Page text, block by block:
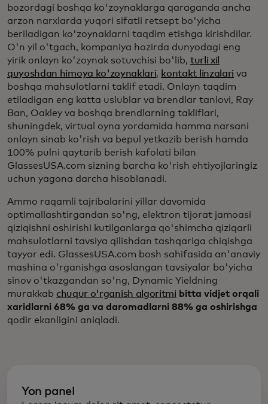
bozordagi boshqa ko'zoynaklarga qaraganda ancha
arzon narxlarda yuqori sifatli retsept bo'yicha
beriladigan ko'zoynaklarni taqdim etishga kirishdilar.
O'n yil o'tgach, kompaniya hozirda dunyodagi eng
yirik onlayn ko'zoynak sotuvchisi bo'lib, turli xil
quyoshdan himoya ko'zoynaklari, kontakt linzalari va
boshqa mahsulotlarni taklif etadi. Onlayn taqdim
etiladigan eng katta uslublar va brendlar tanlovi, Ray
Ban, Oakley va boshqa brendlarning takliflari,
shuningdek, virtual oyna yordamida hamma narsani
onlayn sinab ko'rish va bepul yetkazib berish hamda
100% pulni qaytarib berish kafolati bilan
GlassesUSA.com sizning barcha ko'rish ehtiyojlaringiz
uchun yagona darcha hisoblanadi.
Ammo raqamli tajribalarini yillar davomida
optimallashtirgandan so'ng, elektron tijorat jamoasi
qiziqishni oshirishi kutilganlarga qo'shimcha qiziqarli
mahsulotlarni tavsiya qilishdan tashqariga chiqishga
tayyor edi. GlassesUSA.com bosh sahifasida an'anaviy
mashina o'rganishga asoslangan tavsiyalar bo'yicha
sinov o'tkazgandan so'ng, Dynamic Yieldning
murakkab chuqur o'rganish algoritmi bitta vidjet orqali
xaridlarni 68% ga va daromadlarni 88% ga oshirishga
qodir ekanligini aniqladi.
Yon panel